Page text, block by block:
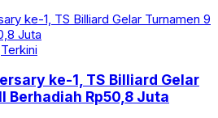
Terkini
ke-1, TS Billiard Gelar
Berhadiah Rp50,8 Juta